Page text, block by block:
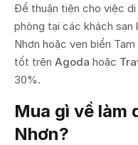
Để thuận tiện cho việc di
phòng tại các khách
Nhơn hoặc ven biển
tốt trên Agoda hoặc
30%.
Mua gì về làm
Nhơn?